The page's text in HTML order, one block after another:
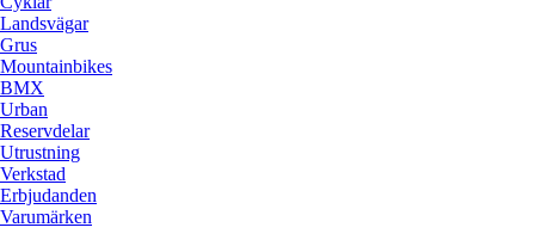
Landsvägar
Grus
Mountainbikes
BMX
Urban
Reservdelar
Utrustning
Verkstad
Erbjudanden
Varumärken